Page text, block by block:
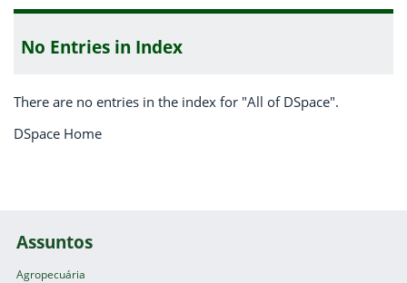
No Entries in Index
There are no entries in the index for "All of DSpace".
DSpace Home
Assuntos
Agropecuária